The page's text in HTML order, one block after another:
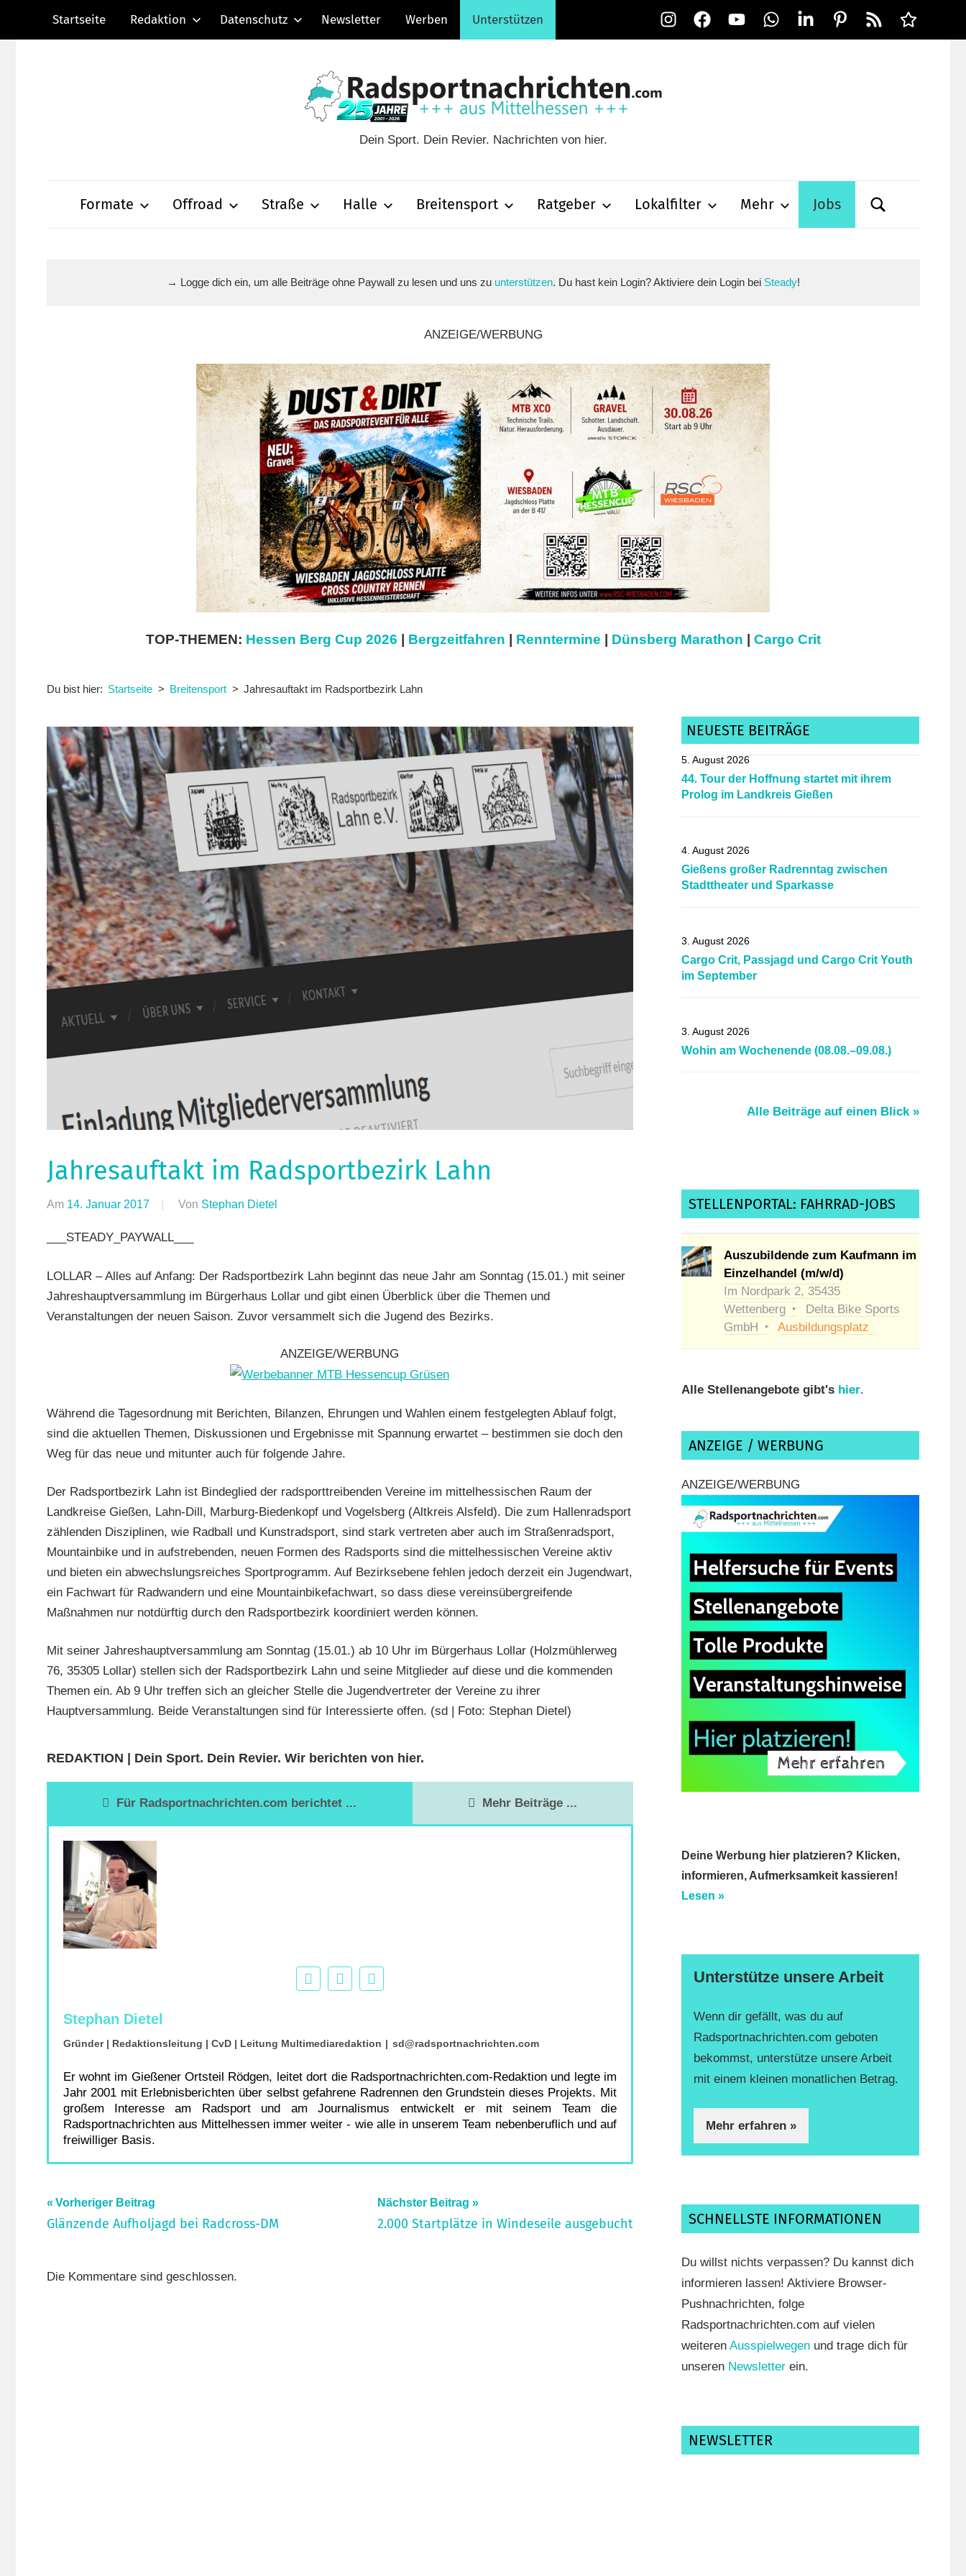
InstagramFacebookYouTubeWhatsAppLinkedInPinterest
RSS-
Feed
Alle
Startseite Redaktion Datenschutz Newsletter Werben Unterstützen
Radsportnachrichten.com
aus
Dein Sport. Dein Revier. Nachrichten von hier.
Formate Offroad Straße Halle Breitensport Ratgeber Lokalfilter Mehr Jobs
→ Logge dich ein, um alle Beiträge ohne Paywall zu lesen und uns zu unterstützen. Du hast kein Login? Aktiviere dein Login bei Steady!
ANZEIGE/WERBUNG
TOP-THEMEN: Hessen Berg Cup 2026 Bergzeitfahren Renntermine Dünsberg Marathon Cargo Crit
Du bist hier: Startseite Breitensport Jahresauftakt im Radsportbezirk Lahn
Jahresauftakt im Radsportbezirk Lahn
Am 14. Januar 2017 Von Stephan Dietel
Radsportbezirk
___STEADY_PAYWALL___
LOLLAR – Alles auf Anfang: Der Radsportbezirk Lahn beginnt das neue Jahr am Sonntag (15.01.) mit seiner
Jahreshauptversammlung im Bürgerhaus Lollar und gibt einen Überblick über die Themen und
Veranstaltungen der neuen Saison. Zuvor versammelt sich die Jugend des Bezirks.
ANZEIGE/WERBUNG
Während die Tagesordnung mit Berichten, Bilanzen, Ehrungen und Wahlen einem festgelegten Ablauf folgt,
sind die aktuellen Themen, Diskussionen und Ergebnisse mit Spannung erwartet – bestimmen sie doch den
Weg für das neue und mitunter auch für folgende Jahre.
Der Radsportbezirk Lahn ist Bindeglied der radsporttreibenden Vereine im mittelhessischen Raum der
Landkreise Gießen, Lahn-Dill, Marburg-Biedenkopf und Vogelsberg (Altkreis Alsfeld). Die zum Hallenradsport
zählenden Disziplinen, wie Radball und Kunstradsport, sind stark vertreten aber auch im Straßenradsport,
Mountainbike und in aufstrebenden, neuen Formen des Radsports sind die mittelhessischen Vereine aktiv
und bieten ein abwechslungsreiches Sportprogramm. Auf Bezirksebene fehlen jedoch derzeit ein Jugendwart,
ein Fachwart für Radwandern und eine Mountainbikefachwart, so dass diese vereinsübergreifende
Maßnahmen nur notdürftig durch den Radsportbezirk koordiniert werden können.
Mit seiner Jahreshauptversammlung am Sonntag (15.01.) ab 10 Uhr im Bürgerhaus Lollar (Holzmühlerweg
76, 35305 Lollar) stellen sich der Radsportbezirk Lahn und seine Mitglieder auf diese und die kommenden
Themen ein. Ab 9 Uhr treffen sich an gleicher Stelle die Jugendvertreter der Vereine zu ihrer
Hauptversammlung. Beide Veranstaltungen sind für Interessierte offen. (sd | Foto: Stephan Dietel)
REDAKTION | Dein Sport. Dein Revier. Wir berichten von hier.
Für Radsportnachrichten.com berichtet ... Mehr Beiträge ...
Stephan Dietel
Gründer | Redaktionsleitung | CvD | Leitung Multimediaredaktion | sd@radsportnachrichten.com
Er wohnt im Gießener Ortsteil Rödgen, leitet dort die Radsportnachrichten.com-Redaktion und legte im
Jahr 2001 mit Erlebnisberichten über selbst gefahrene Radrennen den Grundstein dieses Projekts. Mit
großem Interesse am Radsport und am Journalismus entwickelt er mit seinem Team die
Radsportnachrichten aus Mittelhessen immer weiter - wie alle in unserem Team nebenberuflich und auf
freiwilliger Basis.
Beitragsnavigation
Vorheriger Beitrag
Glänzende Aufholjagd bei Radcross-DM
Nächster Beitrag
2.000 Startplätze in Windeseile ausgebucht
Die Kommentare sind geschlossen.
NEUESTE BEITRÄGE
5. August 2026
44. Tour der Hoffnung startet mit ihrem
Prolog im Landkreis Gießen
4. August 2026
Gießens großer Radrenntag zwischen
Stadttheater und Sparkasse
3. August 2026
Cargo Crit, Passjagd und Cargo Crit Youth
im September
3. August 2026
Wohin am Wochenende (08.08.–09.08.)
Alle Beiträge auf einen Blick »
STELLENPORTAL: FAHRRAD-JOBS
Auszubildende zum Kaufmann im
Einzelhandel (m/w/d)
Im Nordpark 2, 35435
Wettenberg
Delta Bike Sports
GmbH
Ausbildungsplatz
Alle Stellenangebote gibt's hier.
ANZEIGE / WERBUNG
ANZEIGE/WERBUNG
Deine Werbung hier platzieren? Klicken,
informieren, Aufmerksamkeit kassieren!
Lesen »
Unterstütze unsere Arbeit
Wenn dir gefällt, was du auf
Radsportnachrichten.com geboten
bekommst, unterstütze unsere Arbeit
mit einem kleinen monatlichen Betrag.
Mehr erfahren »
SCHNELLSTE INFORMATIONEN
Du willst nichts verpassen? Du kannst dich
informieren lassen! Aktiviere Browser-
Pushnachrichten, folge
Radsportnachrichten.com auf vielen
weiteren Ausspielwegen und trage dich für
unseren Newsletter ein.
NEWSLETTER